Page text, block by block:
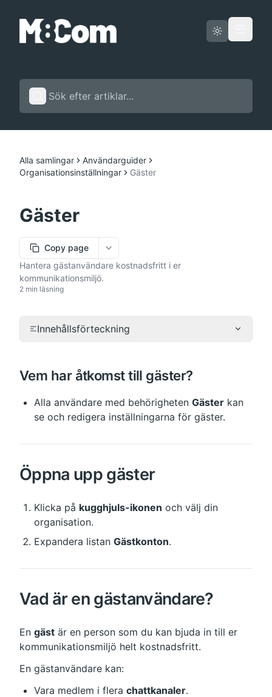
Svenska
Alla samlingar
Användarguider
Organisationsinställningar
Gäster
Gäster
Copy page
More options
Hantera gästanvändare kostnadsfritt i er
kommunikationsmiljö.
2 min läsning
Innehållsförteckning
Vem har åtkomst till gäster?
Alla användare med behörigheten Gäster kan
se och redigera inställningarna för gäster.
Öppna upp gäster
Klicka på kugghjuls-ikonen och välj din
organisation.
Expandera listan Gästkonton.
Vad är en gästanvändare?
En gäst är en person som du kan bjuda in till er
kommunikationsmiljö helt kostnadsfritt.
En gästanvändare kan:
Vara medlem i flera chattkanaler.